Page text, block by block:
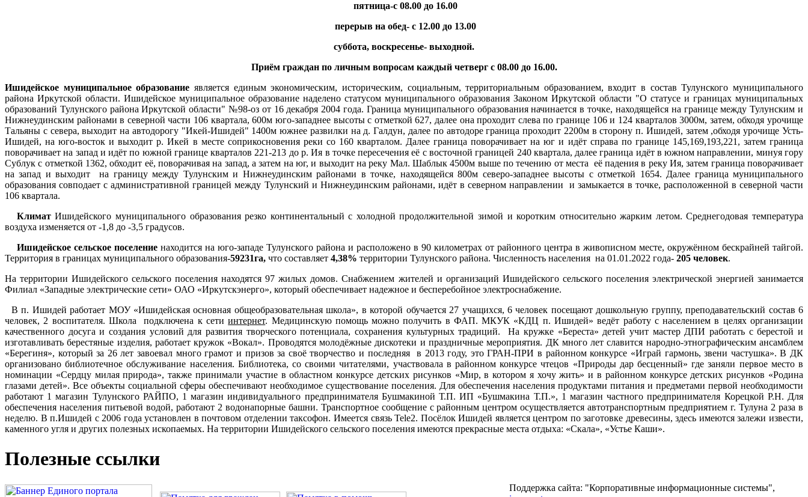
пятница-с 08.00 до 16.00
перерыв на обед- с 12.00 до 13.00
суббота, воскресенье- выходной.
Приём граждан по личным вопросам каждый четверг с 08.00 до 16.00.
Ишидейское муниципальное образование является единым экономическим, историческим, социальным, территориальным образованием, входит в состав Тулунского муниципального
района Иркутской области. Ишидейское муниципальное образование наделено статусом муниципального образования Законом Иркутской области "О статусе и границах муниципальных
образований Тулунского района Иркутской области" №98-оз от 16 декабря 2004 года. Граница муниципального образования начинается в точке, находящейся на границе между Тулунским и
Нижнеудинским районами в северной части 106 квартала, 600м юго-западнее высоты с отметкой 627, далее она проходит слева по границе 106 и 124 кварталов 3000м, затем, обходя урочище
Тальяны с севера, выходит на автодорогу "Икей-Ишидей" 1400м южнее развилки на д. Галдун, далее по автодоре граница проходит 2200м в сторону п. Ишидей, затем ,обходя урочище Усть-
Ишидей, на юго-восток и выходит р. Икей в месте соприкосновения реки со 160 кварталом. Далее граница поворачивает на юг и идёт справа по границе 145,169,193,221, затем граница
поворачивает на запад и идёт по южной границе кварталов 221-213 до р. Ия в точке пересечения её с восточной границей 240 квартала, далее граница идёт в южном направлении, минуя гору
Сублук с отметкой 1362, обходит её, поворачивая на запад, а затем на юг, и выходит на реку Мал. Шаблык 4500м выше по течению от места её падения в реку Ия, затем граница поворачивает
на запад и выходит на границу между Тулунским и Нижнеудинским районами в точке, находящейся 800м северо-западнее высоты с отметкой 1654. Далее граница муниципального
образования совподает с административной границей между Тулунский и Нижнеудинским районами, идёт в северном направлении и замыкается в точке, расположенной в северной части
106 квартала.
КлиматИшидейского муниципального образования резко континентальный с холодной продолжительной зимой и коротким относительно жарким летом. Среднегодовая температура
воздуха изменяется от -1,8 до -3,5 градусов.
Ишидейское сельское поселение находится на юго-западе Тулунского района и расположено в 90 километрах от районного центра в живописном месте, окружённом бескрайней тайгой.
Территория в границах муниципального образования-59231га, что составляет 4,38% территории Тулунского района. Численность населения на 01.01.2022 года- 205 человек.
На территории Ишидейского сельского поселения находятся 97 жилых домов. Снабжением жителей и организаций Ишидейского сельского поселения электрической энергией занимается
Филиал «Западные электрические сети» ОАО «Иркутскэнерго», который обеспечивает надежное и бесперебойное электроснабжение.
В п. Ишидей работает МОУ «Ишидейская основная общеобразовательная школа», в которой обучается 27 учащихся, 6 человек посещают дошкольную группу, преподавательский состав 6
человек, 2 воспитателя. Школа подключена к сетиинтернет. Медицинскую помощь можно получить в ФАП. МКУК «КДЦ п. Ишидей» ведёт работу с населением в целях организации
качественного досуга и создания условий для развития творческого потенциала, сохранения культурных традиций. На кружке «Береста» детей учит мастер ДПИ работать с берестой и
изготавливать берестяные изделия, работает кружок «Вокал». Проводятся молодёжные дискотеки и праздничные мероприятия. ДК много лет славится народно-этнографическим ансамблем
«Берегиня», который за 26 лет завоевал много грамот и призов за своё творчество и последняя в 2013 году, это ГРАН-ПРИ в районном конкурсе «Играй гармонь, звени частушка». В ДК
организовано библиотечное обслуживание населения. Библиотека, со своими читателями, участвовала в районном конкурсе чтецов «Природы дар бесценный» где заняли первое место в
номинации «Сердцу милая природа», также принимали участие в областном конкурсе детских рисунков «Мир, в котором я хочу жить» и в районном конкурсе детских рисунков «Родина
глазами детей». Все объекты социальной сферы обеспечивают необходимое существование поселения. Для обеспечения населения продуктами питания и предметами первой необходимости
работают 1 магазин Тулунского РАЙПО, 1 магазин индивидуального предпринимателя Бушмакиной Т.П. ИП «Бушмакина Т.П.», 1 магазин частного предпринимателя Корецкой Р.Н. Для
обеспечения населения питьевой водой, работают 2 водонапорные башни. Транспортное сообщение с районным центром осуществляется автотранспортным предприятием г. Тулуна 2 раза в
неделю. В п.Ишидей с 2006 года установлен в почтовом отделении таксофон. Имеется связь Tele2. Посёлок Ишидей является центром по заготовке древесины, здесь имеются залежи извести,
каменного угля и других полезных ископаемых. На территории Ишидейского сельского поселения имеются прекрасные места отдыха: «Скала», «Устье Каши».
Полезные ссылки
Поддержка сайта: "Корпоративные информационные системы",